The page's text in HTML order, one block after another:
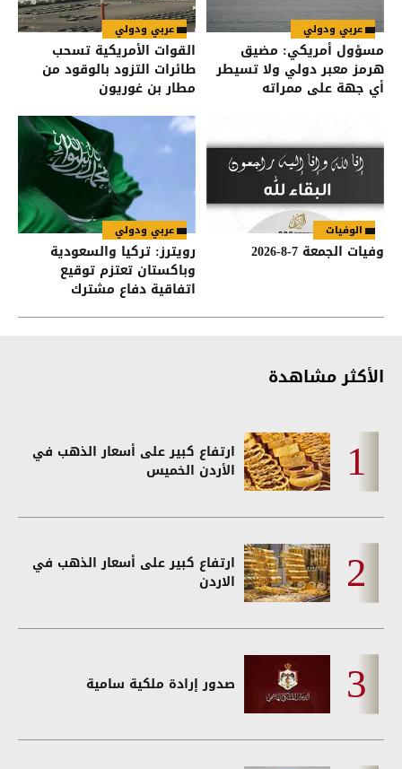
عربي ودولي
مسؤول أمريكي: مضيق
هرمز معبر دولي ولا تسيطر
أي جهة على ممراته
عربي ودولي
القوات الأمريكية تسحب
طائرات التزود بالوقود من
مطار بن غوريون
الوفيات
وفيات الجمعة 7-8-2026
عربي ودولي
رويترز: تركيا والسعودية
وباكستان تعتزم توقيع
اتفاقية دفاع مشترك
الأكثر مشاهدة
ارتفاع كبير على أسعار الذهب في
الأردن الخميس
ارتفاع كبير على أسعار الذهب في
الاردن
صدور إرادة ملكية سامية